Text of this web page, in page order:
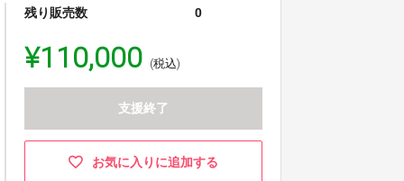
残り販売数 0
¥110,000 (税込)
支援終了
お気に入りに追加する